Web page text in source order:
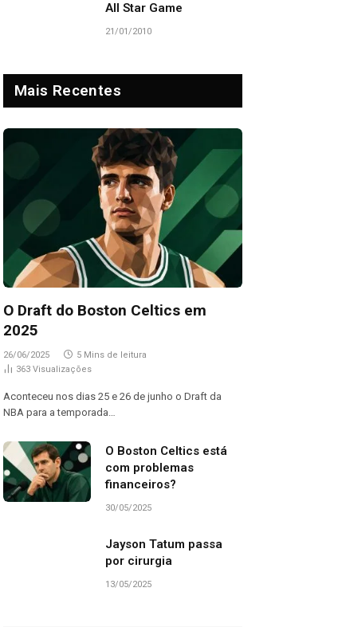
All Star Game
21/01/2010
Mais Recentes
O Draft do Boston Celtics em
2025
26/06/2025
5 Mins de leitura
363 Visualizações
Aconteceu nos dias 25 e 26 de junho o Draft da
NBA para a temporada…
O Boston Celtics está
com problemas
financeiros?
30/05/2025
Jayson Tatum passa
por cirurgia
13/05/2025